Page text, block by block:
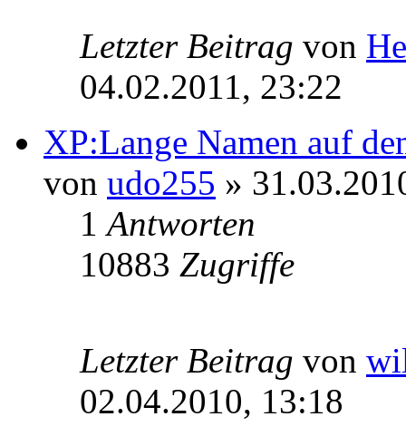
Letzter Beitrag von
04.02.2011, 23:22
XP:Lange Namen auf
von udo255 »
1Antworten
10883 Zugriffe
Letzter Beitrag von
02.04.2010, 13:18